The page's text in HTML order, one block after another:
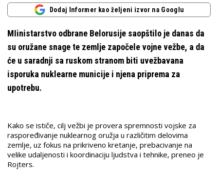
Dodaj Informer kao željeni izvor na Googlu
MIinistarstvo odbrane Belorusije saopštilo je danas da
su oružane snage te zemlje započele vojne vežbe, a da
će u saradnji sa ruskom stranom biti uvežbavana
isporuka nuklearne municije i njena priprema za
upotrebu.
Kako se ističe, cilj vežbi je provera spremnosti vojske za
raspoređivanje nuklearnog oružja u različitim delovima
zemlje, uz fokus na prikriveno kretanje, prebacivanje na
velike udaljenosti i koordinaciju ljudstva i tehnike, preneo je
Rojters.